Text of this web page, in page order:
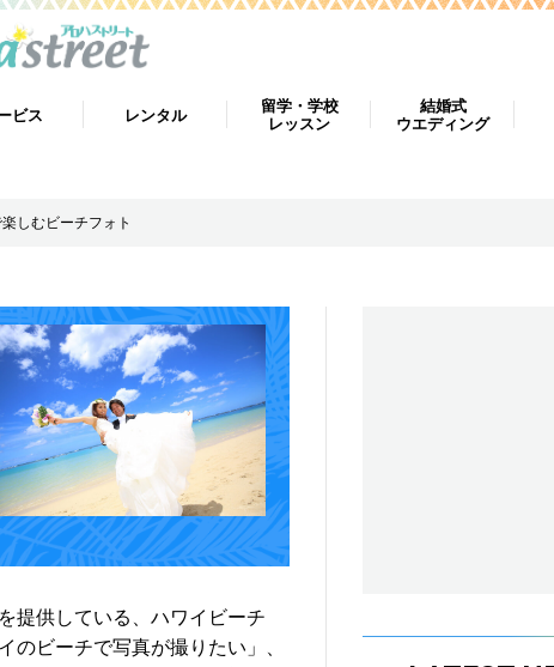
ビス レンタル
留学・学校
レッスン
結婚式
ウエディング
しむビーチフォト
提供している、ハワイビーチ
ビーチで写真が撮りたい」、